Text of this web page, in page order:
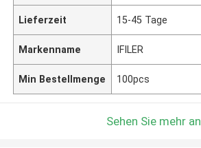
Lieferzeit 15-45 Tage
Markenname IFILER
Min Bestellmenge 100pcs
Sehen Sie mehr an